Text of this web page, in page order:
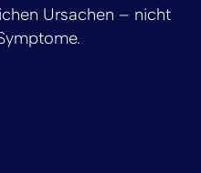
Ursachen – nicht